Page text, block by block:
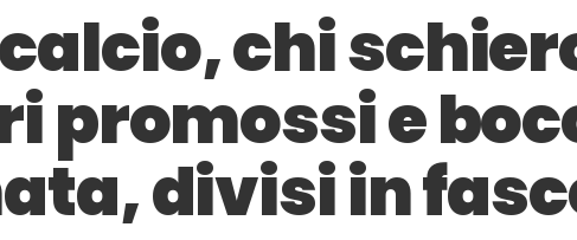
chi
promossi e
divisi in